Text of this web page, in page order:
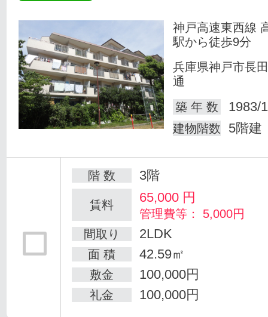
神戸高速東西線
駅から徒歩9分
兵庫県神戸市長
通
築 年 数
1983/
建物階数 5階建
階 数 3階
賃料 65,000 円
管理費等： 5,000円
間取り
2LDK
面 積 42.59㎡
敷金 100,000円
礼金 100,000円